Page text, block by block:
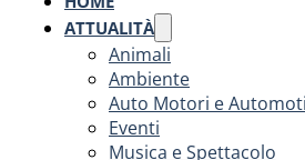
ATTUALITÀ
Animali
Ambiente
Auto Motori e
Eventi
Musica e Spettacolo